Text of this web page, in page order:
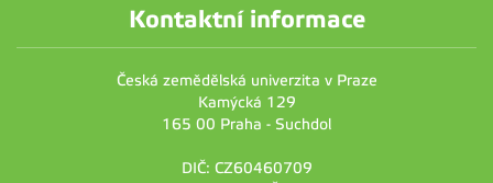
Kontaktní informace
Česká zemědělská univerzita v Praze
Kamýcká 129
165 00 Praha - Suchdol
DIČ: CZ60460709